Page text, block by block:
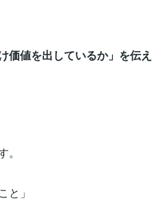
価値を出しているか」を伝え
と」